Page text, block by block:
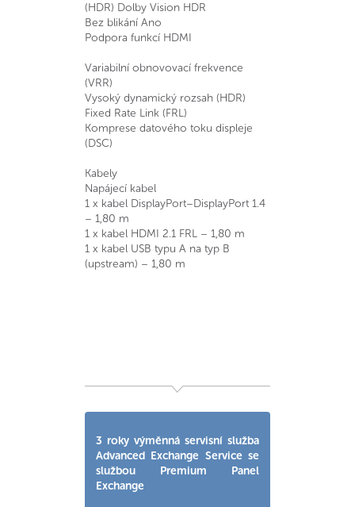
(HDR) Dolby Vision HDR
Bez blikání Ano
Podpora funkcí HDMI
Variabilní obnovovací frekvence
(VRR)
Vysoký dynamický rozsah (HDR)
Fixed Rate Link (FRL)
Komprese datového toku displeje
(DSC)
Kabely
Napájecí kabel
1 x kabel DisplayPort–DisplayPort 1.4
– 1,80 m
1 x kabel HDMI 2.1 FRL – 1,80 m
1 x kabel USB typu A na typ B
(upstream) – 1,80 m
3 roky výměnná servisní služba
Advanced Exchange Service se
službou Premium Panel
Exchange